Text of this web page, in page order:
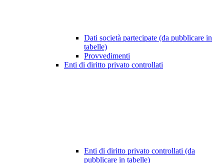
Dati società partecipate (da pubblicare in
tabelle)
Provvedimenti
Enti di diritto privato controllati
Enti di diritto privato controllati (da
pubblicare in tabelle)